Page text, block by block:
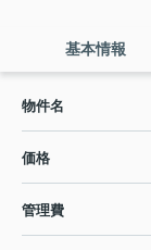
基本情報
物件名
価格
管理費